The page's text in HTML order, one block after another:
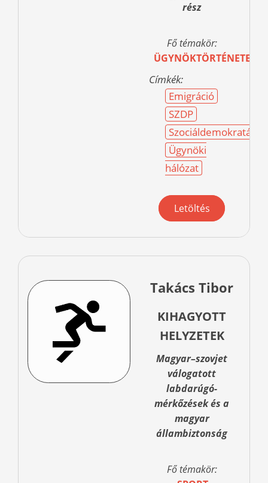
rész
Fő témakör:
ÜGYNÖKTÖRTÉNETEK
Címkék:
Emigráció
SZDP
Szociáldemokraták
Ügynöki
hálózat
Letöltés
Takács Tibor
KIHAGYOTT
HELYZETEK
Magyar–szovjet
válogatott
labdarúgó-
mérkőzések és a
magyar
állambiztonság
Fő témakör: